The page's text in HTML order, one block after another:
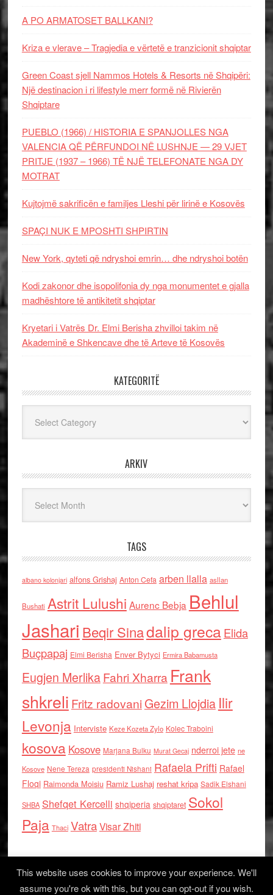
A PO ARMATOSET BALLKANI?
Kriza e vlerave – Tragjedia e vërtetë e tranzicionit shqiptar
Green Coast sjell Nammos Hotels & Resorts në Shqipëri:
Një destinacion i ri lifestyle merr formë në Rivierën
Shqiptare
PUEBLO (1966) / HISTORIA E SPANJOLLES NGA
VALENCIA QË PËRFUNDOI NË LUSHNJE — 29 VJET
PRITJE (1937 – 1966) TË NJË TELEFONATE NGA DY
MOTRAT
Kujtojmë sakrificën e familjes Lleshi për lirinë e Kosovës
SPAÇI NUK E MPOSHTI SHPIRTIN
New York, qyteti që ndryshoi emrin… dhe ndryshoi botën
Kodi zakonor dhe isopolifonia dy nga monumentet e gjalla
madhështore të antikitetit shqiptar
Kryetari i Vatrës Dr. Elmi Berisha zhvilloi takim në
Akademinë e Shkencave dhe të Arteve të Kosovës
KATEGORITË
ARKIV
TAGS
albano kolonjari alfons Grishaj Anton Cefa arben llalla asllan
Bushati Astrit Lulushi Aurenc Bebja Behlul
Jashari Beqir Sinadalip grecaElida
Buçpapaj Elmi Berisha Enver Bytyci Ermira Babamusta
Eugjen MerlikaFahri Xharra Frank
shkreli Fritz radovaniGezim Llojdia Ilir
Levonja Interviste Keze Kozeta Zylo Kolec Traboini
kosova Kosove Marjana Bulku Murat Gecaj nderroi jete ne
Kosove Nene Tereza presidenti Nishani Rafaela Prifti Rafael
Floqi Raimonda Moisiu Ramiz Lushaj reshat kripa Sadik Elshani
SHBA Shefqet Kercelli shqiperia shqiptaret Sokol
Paja Thaci VatraVisar Zhiti
This website uses cookies to improve your experience. We'll
assume you're ok with this, but you can opt-out if you wish.